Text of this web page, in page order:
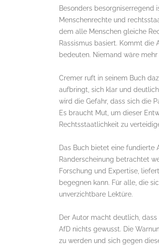
Besonders besorgniserregend
Menschenrechte und
dem alle Menschen gleiche
Rassismus basiert. Kommt die
bedeuten. Niemand wäre
Cremer ruft in seinem Buch
aufbringt, sich klar und
wird die Gefahr, dass sich die
Es braucht Mut, um dieser
Rechtsstaatlichkeit zu
Das Buch bietet eine fundierte
Randerscheinung betrachtet
Forschung und Expertise,
begegnen kann. Für alle, die
unverzichtbare Lektüre.
Der Autor macht deutlich,
AfD nichts gewusst. Die
zu werden und sich gegen